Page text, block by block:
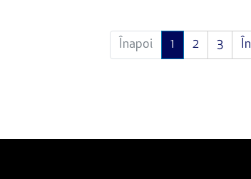
Înapoi 1 2 3